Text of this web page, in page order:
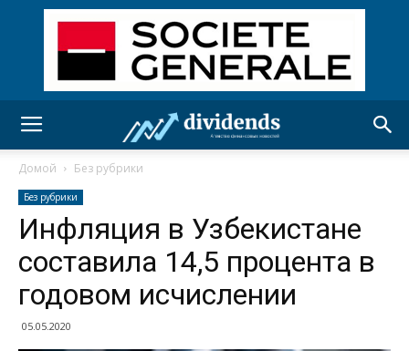
Домой Без рубрики
Без рубрики
Инфляция в Узбекистане
составила 14,5 процента в
годовом исчислении
05.05.2020